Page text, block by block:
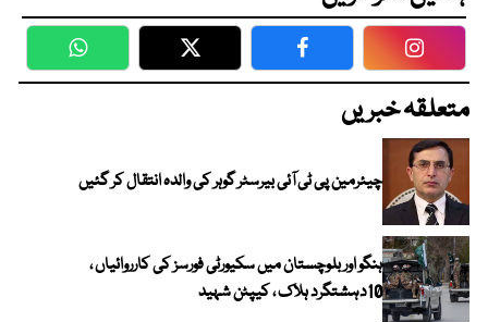
WhatsApp Twitter Facebook
متعلقہ خبریں
چیئرمین پی ٹی آئی بیرسٹر گوہر کی والدہ انتقال کر گئیں
ہنگو اور بلوچستان میں سکیورٹی فورسز کی کارروائیاں ،
10دہشتگرد ہلاک ، کیپٹن شہید